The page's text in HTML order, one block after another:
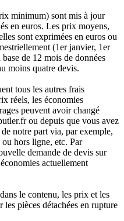
minimum) sont mis à jour
en euros. Les prix moyens,
sont exprimées en euros ou
(1er janvier, 1er
de 12 mois de données
moins quatre devis.
tous les autres frais
réels, les économies
peuvent avoir changé
ou depuis que vous avez
notre part via, par exemple,
ou hors ligne, etc. Par
demande de devis sur
actuellement
le contenu, les prix et les
pièces détachées en rupture